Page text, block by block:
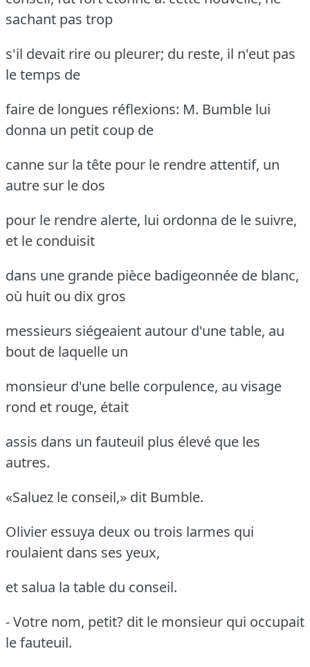
sachant pas trop
s'il devait rire ou pleurer; du reste, il n'eut pas
le temps de
faire de longues réflexions: M. Bumble lui
donna un petit coup de
canne sur la tête pour le rendre attentif, un
autre sur le dos
pour le rendre alerte, lui ordonna de le suivre,
et le conduisit
dans une grande pièce badigeonnée de blanc,
où huit ou dix gros
messieurs siégeaient autour d'une table, au
bout de laquelle un
monsieur d'une belle corpulence, au visage
rond et rouge, était
assis dans un fauteuil plus élevé que les
autres.
«Saluez le conseil,» dit Bumble.
Olivier essuya deux ou trois larmes qui
roulaient dans ses yeux,
et salua la table du conseil.
- Votre nom, petit? dit le monsieur qui occupait
le fauteuil.